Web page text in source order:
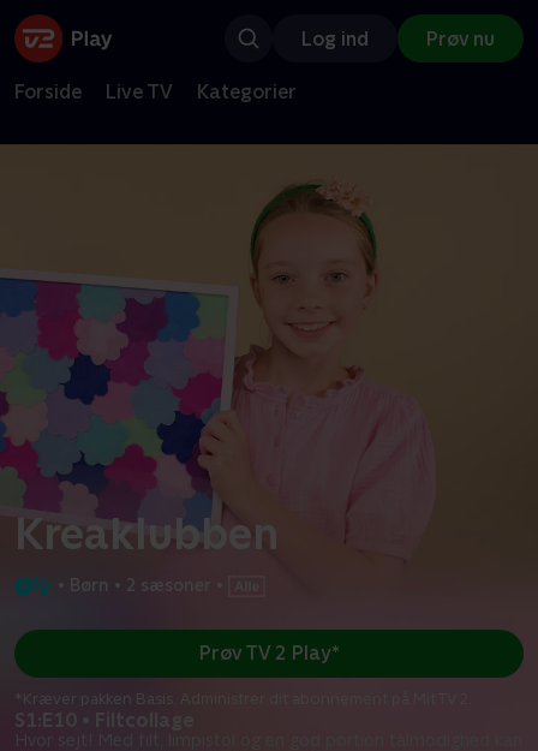
Log ind Prøv nu
Forside Live TV Kategorier
Kreaklubben
• Børn • 2 sæsoner
S1:E10 • Filtcollage
Hvor sejt! Med filt, limpistol og en god portion tålmodighed kan
Prøv TV 2 Play*
*Kræver pakken Basis. Administrer dit abonnement på Mit TV 2.